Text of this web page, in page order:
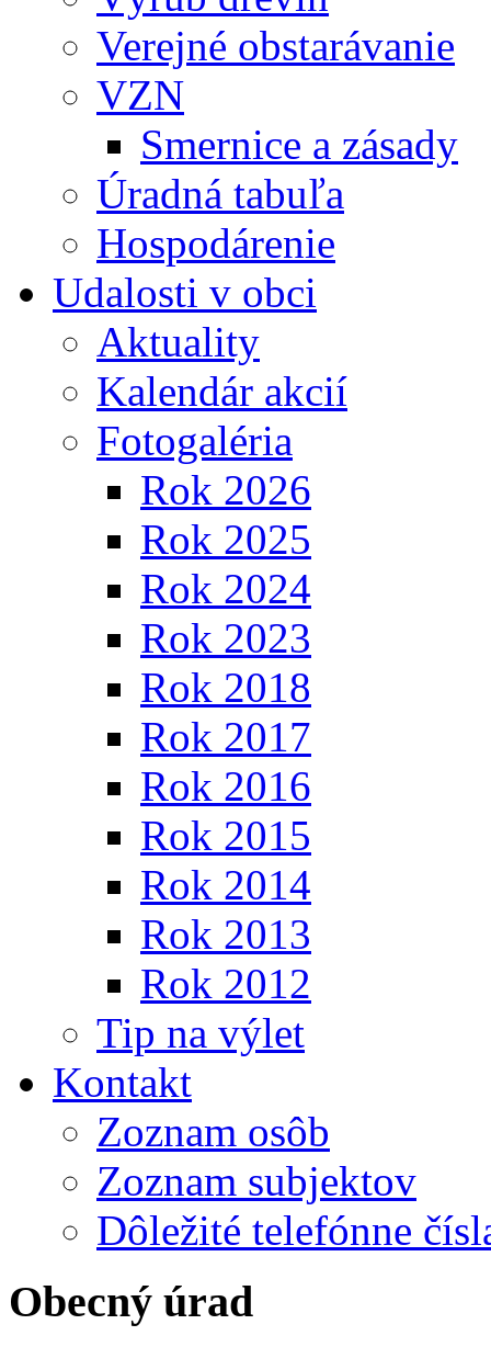
Verejné obstarávanie
VZN
Smernice a zásady
Úradná tabuľa
Hospodárenie
Udalosti v obci
Aktuality
Kalendár akcií
Fotogaléria
Rok 2026
Rok 2025
Rok 2024
Rok 2023
Rok 2018
Rok 2017
Rok 2016
Rok 2015
Rok 2014
Rok 2013
Rok 2012
Tip na výlet
Kontakt
Zoznam osôb
Zoznam subjektov
Dôležité telefónne
Obecný úrad